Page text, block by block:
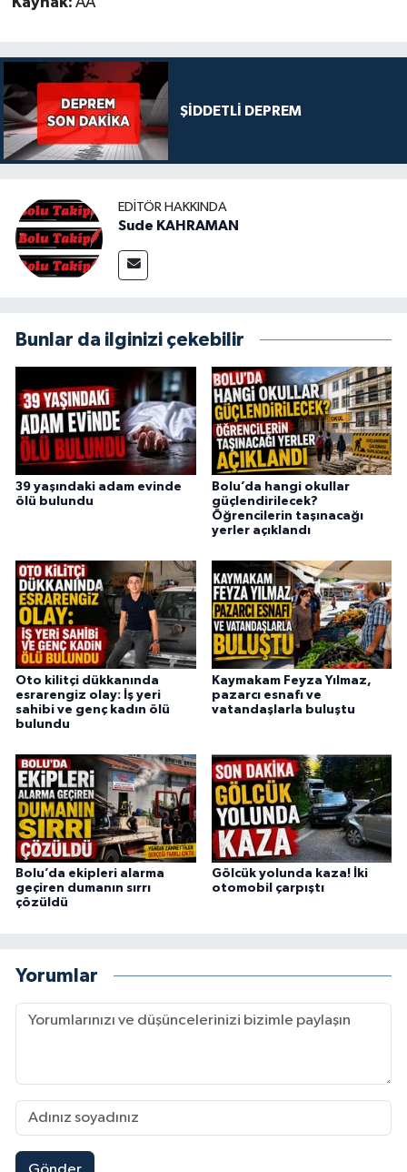
ŞİDDETLİ DEPREM
EDITÖR HAKKINDA
Sude KAHRAMAN
Bunlar da ilginizi çekebilir
39 yaşındaki adam evinde
ölü bulundu
Bolu’da hangi okullar
güçlendirilecek?
Öğrencilerin taşınacağı
yerler açıklandı
Oto kilitçi dükkanında
esrarengiz olay: İş yeri
sahibi ve genç kadın ölü
bulundu
Kaymakam Feyza Yılmaz,
pazarcı esnafı ve
vatandaşlarla buluştu
Bolu’da ekipleri alarma
geçiren dumanın sırrı
çözüldü
Gölcük yolunda kaza! İki
otomobil çarpıştı
Yorumlar